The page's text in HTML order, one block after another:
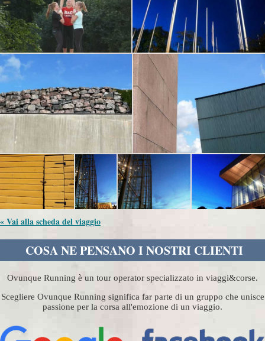
« Vai alla scheda del viaggio
COSA NE PENSANO I NOSTRI CLIENTI
Ovunque Running è un tour operator specializzato in viaggi&corse.
Scegliere Ovunque Running significa far parte di un gruppo che unisce
passione per la corsa all'emozione di un viaggio.